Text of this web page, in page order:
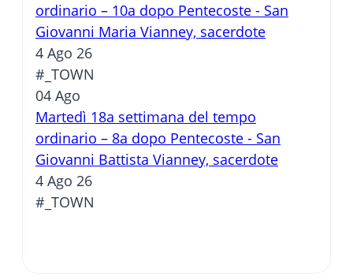
ordinario – 10a dopo Pentecoste - San
Giovanni Maria Vianney, sacerdote
4 Ago 26
#_TOWN
04 Ago
Martedì 18a settimana del tempo
ordinario – 8a dopo Pentecoste - San
Giovanni Battista Vianney, sacerdote
4 Ago 26
#_TOWN